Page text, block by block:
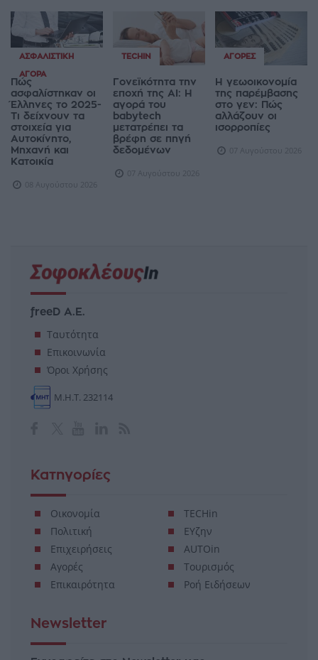
ΑΣΦΑΛΙΣΤΙΚΉ
ΑΓΟΡΆ
Πώς
ασφαλίστηκαν οι
Έλληνες το 2025-
Τι δείχνουν τα
στοιχεία για
Αυτοκίνητο,
Μηχανή και
Κατοικία
08 Αυγούστου 2026
TECHIN
Γονεϊκότητα την
εποχή της AI: Η
αγορά του
babytech
μετατρέπει τα
βρέφη σε πηγή
δεδομένων
07 Αυγούστου 2026
ΑΓΟΡΈΣ
Η γεωοικονομία
της παρέμβασης
στο γεν: Πώς
αλλάζουν οι
ισορροπίες
07 Αυγούστου 2026
freeD Α.Ε.
Ταυτότητα
Επικοινωνία
Όροι Χρήσης
Μ.Η.Τ. 232114
Κατηγορίες
Οικονομία
Πολιτική
Επιχειρήσεις
Αγορές
Επικαιρότητα
TECHin
ΕΥζην
AUTOin
Τουρισμός
Ροή Ειδήσεων
Newsletter